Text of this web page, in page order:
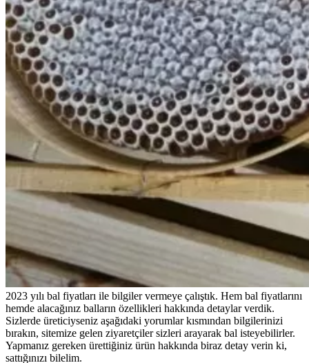
2023 yılı bal fiyatları ile bilgiler vermeye çalıştık. Hem bal fiyatlarını
hemde alacağınız balların özellikleri hakkında detaylar verdik.
Sizlerde üreticiyseniz aşağıdaki yorumlar kısmından bilgilerinizi
bırakın, sitemize gelen ziyaretçiler sizleri arayarak bal isteyebilirler.
Yapmanız gereken ürettiğiniz ürün hakkında biraz detay verin ki,
sattığınızı bilelim.